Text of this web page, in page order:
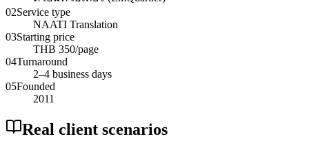
02Service type
NAATI Translation
03Starting price
THB 350/page
04Turnaround
2–4 business days
05Founded
2011
Real client scenarios